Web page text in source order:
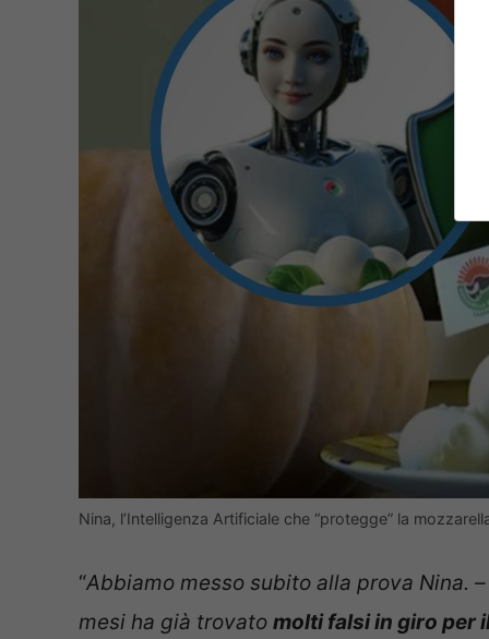
Nina, l’Intelligenza Artificiale che “protegge” la
“Abbiamo messo subito alla prova Nina. –
mesi ha già trovato molti falsi in giro per